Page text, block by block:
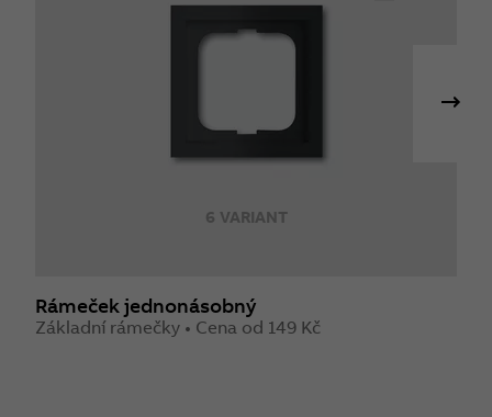
6 VARIANT
Rámeček jednonásobný
Základní rámečky • Cena od 149 Kč